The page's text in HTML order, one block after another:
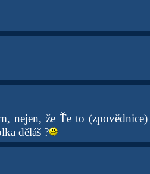
nejen, že Ťe to
děláš ?